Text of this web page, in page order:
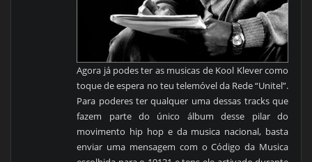
Agora já podes ter as musicas de Kool Klever como
toque de espera no teu telemóvel da Rede “Unitel”.
Para poderes ter qualquer uma dessas tracks que
fazem parte do único álbum desse pilar do
movimento hip hop e da musica nacional, basta
enviar uma mensagem com o Código da Musica